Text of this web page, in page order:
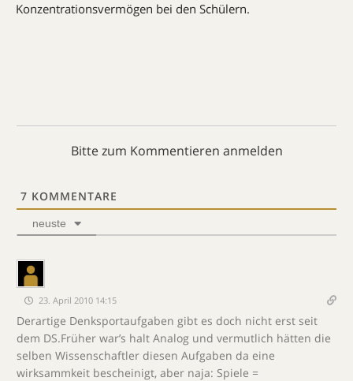
Konzentrationsvermögen bei den Schülern.
Bitte zum Kommentieren anmelden
7 KOMMENTARE
neuste
23. April 2010 14:15
Derartige Denksportaufgaben gibt es doch nicht erst seit
dem DS.Früher war’s halt Analog und vermutlich hätten die
selben Wissenschaftler diesen Aufgaben da eine
wirksammkeit bescheinigt, aber naja: Spiele =